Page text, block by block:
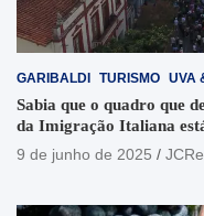
GARIBALDI TURISMO UVA
Sabia que o quadro que
da Imigração Italiana
9 de junho de 2025